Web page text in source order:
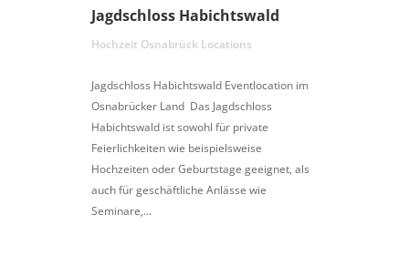
Jagdschloss Habichtswald
Hochzeit Osnabrück Locations
Jagdschloss Habichtswald Eventlocation im
Osnabrücker Land Das Jagdschloss
Habichtswald ist sowohl für private
Feierlichkeiten wie beispielsweise
Hochzeiten oder Geburtstage geeignet, als
auch für geschäftliche Anlässe wie
Seminare,...